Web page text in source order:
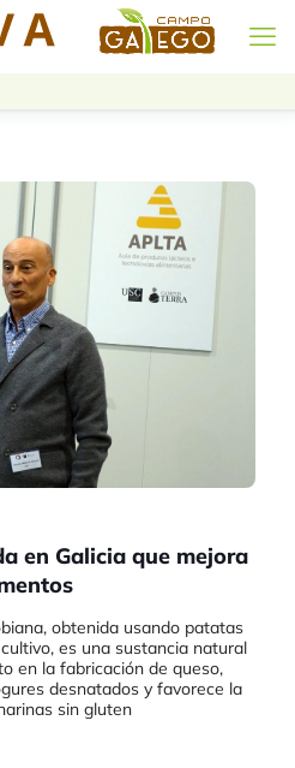
en Galicia que mejora
obtenida usando patatas
es una sustancia natural
en la fabricación de queso,
desnatados y favorece la
sin gluten